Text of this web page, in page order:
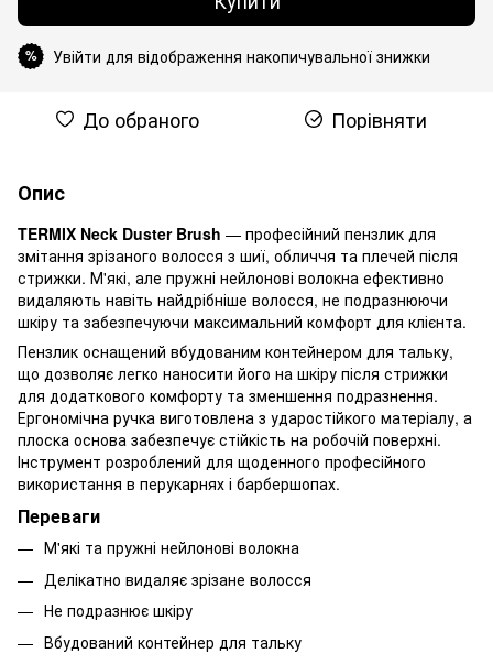
% Увійти для відображення накопичувальної знижки
До обраного Порівняти
Опис
TERMIX Neck Duster Brush — професійний пензлик для
змітання зрізаного волосся з шиї, обличчя та плечей після
стрижки. М'які, але пружні нейлонові волокна ефективно
видаляють навіть найдрібніше волосся, не подразнюючи
шкіру та забезпечуючи максимальний комфорт для клієнта.
Пензлик оснащений вбудованим контейнером для тальку,
що дозволяє легко наносити його на шкіру після стрижки
для додаткового комфорту та зменшення подразнення.
Ергономічна ручка виготовлена з ударостійкого матеріалу, а
плоска основа забезпечує стійкість на робочій поверхні.
Інструмент розроблений для щоденного професійного
використання в перукарнях і барбершопах.
Переваги
М'які та пружні нейлонові волокна
Делікатно видаляє зрізане волосся
Не подразнює шкіру
Вбудований контейнер для тальку